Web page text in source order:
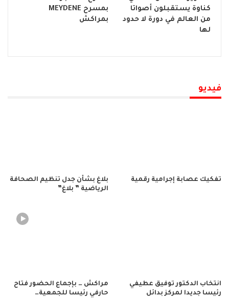
كناوة يستقبلون أصواتا
من العالم في دورة لا حدود
لها
بمسرح MEYDENE
بمراكش
فيديو
تفكيك عصابة إجرامية رقمية
بلاغ بشأن جدل تنظيم الصحافة
الرياضية ” بلاغ”
انتخاب الدكتور توفيق عطيفي
رئيسا جديدا لمركز بدائل
مراكش … بإجماع الحضور فتاح
حارفي رئيسا للجمعية…